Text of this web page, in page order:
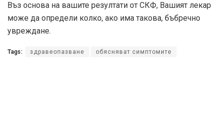
Въз основа на вашите резултати от СКФ, Вашият лекар
може да определи колко, ако има такова, бъбречно
увреждане.
Tags: здравеопазване обясняват симптомите